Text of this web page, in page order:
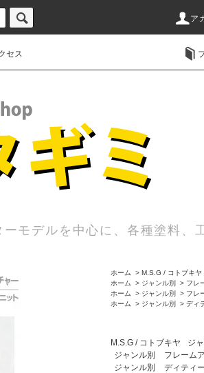
ア
セス
モデルを中心に、各種塗料、
ホーム > M.S.G / コトブキヤ
ホーム
> ジャンル別 > フレ
ホーム
> ジャンル別 > フレ
ホーム
> ジャンル別 > ディ
M.S.G / コトブキヤ ジ
ジャンル別
フレーム
ジャンル別
ディティ